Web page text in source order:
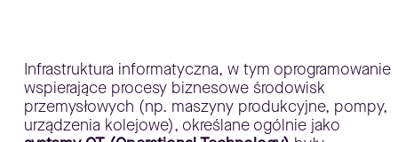
Infrastruktura informatyczna, w tym oprogramowanie
wspierające procesy biznesowe środowisk
przemysłowych (np. maszyny produkcyjne, pompy,
urządzenia kolejowe), określane ogólnie jako